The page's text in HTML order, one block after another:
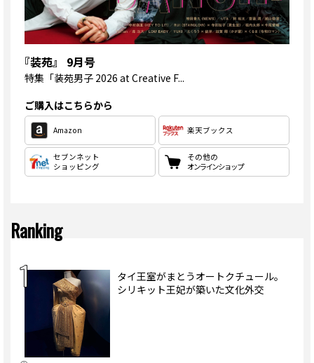
『装苑』 9月号
特集 「装苑男子 2026 at Creative F...
ご購入はこちらから
Amazon 楽天ブックス
セブンネット
ショッピング
その他の
オンラインショップ
Ranking
タイ王室がまとうオートクチュール。
シリキット王妃が築いた文化外交